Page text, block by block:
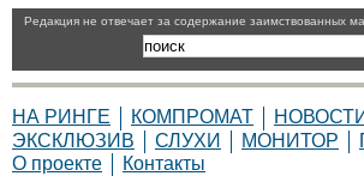
Pедакция не отвечает за содержание заимствованных
НА РИНГЕ КОМПРОМАТ
НОВОСТИ
ЭКСКЛЮЗИВ
СЛУХИ МОНИТОР
О проекте
Контакты